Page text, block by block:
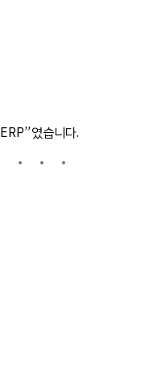
ERP”였습니다.